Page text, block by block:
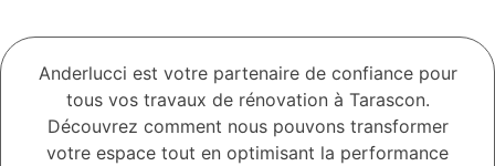
Anderlucci est votre partenaire de confiance pour
tous vos travaux de rénovation à Tarascon.
Découvrez comment nous pouvons transformer
votre espace tout en optimisant la performance